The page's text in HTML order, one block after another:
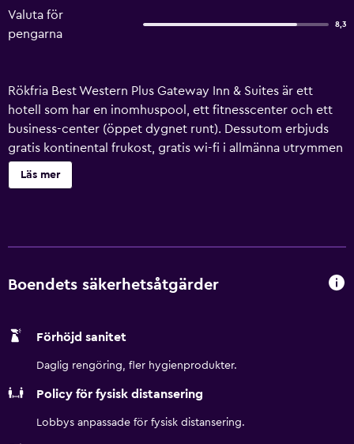
Valuta för
pengarna
8,3
Rökfria Best Western Plus Gateway Inn & Suites är ett
hotell som har en inomhuspool, ett fitnesscenter och ett
business-center (öppet dygnet runt). Dessutom erbjuds
gratis kontinental frukost, gratis wi-fi i allmänna utrymmen
och avgiftsfri parkering. Gäster får även tillgång till
bekvämligheter som en bubbelpool, business-service och
mikrovågsugn finns på rummet. Badrummen har badkar
Boendet tillhandahåller telefon; gratis lokalsamtal ingår
sker på begäran. En inomhuspool och en bubbelpool finns
Läs mer
Boendets säkerhetsåtgärder
Förhöjd sanitet
Daglig rengöring, fler hygienprodukter.
Policy för fysisk distansering
Lobbys anpassade för fysisk distansering.